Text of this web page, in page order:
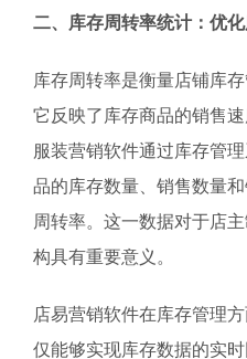
二、库存周转率统计：优
库存周转率是衡量店铺库
它反映了库存商品的销售
服装营销软件通过库存管
品的库存数量、销售数量
周转率。这一数据对于店
构具有重要意义。
店易营销软件在库存管理
仅能够实现库存数据的实